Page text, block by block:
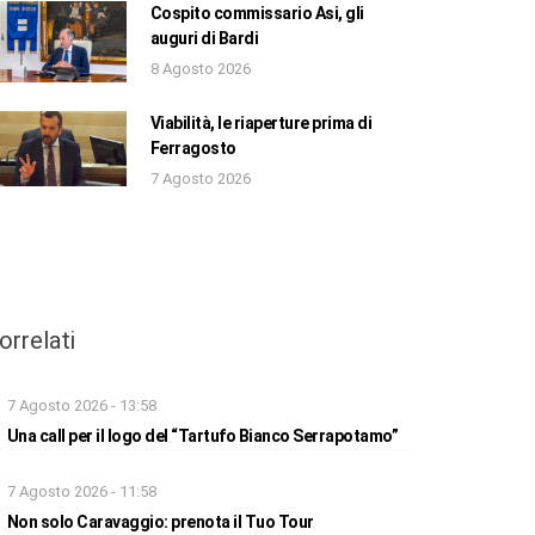
Cospito commissario Asi, gli
auguri di Bardi
8 Agosto 2026
Viabilità, le riaperture prima di
Ferragosto
7 Agosto 2026
7 Agosto 2026 - 13:58
Una call per il logo del “Tartufo Bianco Serrapotamo”
7 Agosto 2026 - 11:58
Non solo Caravaggio: prenota il Tuo Tour